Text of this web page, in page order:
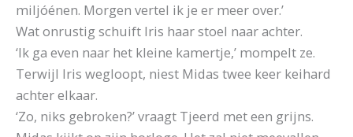
miljóénen. Morgen vertel ik je er meer over.’
Wat onrustig schuift Iris haar stoel naar achter.
‘Ik ga even naar het kleine kamertje,’ mompelt ze.
Terwijl Iris wegloopt, niest Midas twee keer keihard
achter elkaar.
‘Zo, niks gebroken?’ vraagt Tjeerd met een grijns.